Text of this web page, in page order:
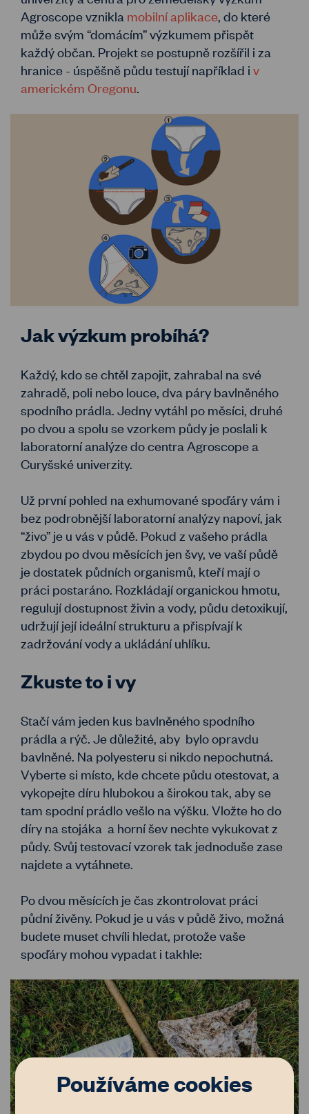
Agroscope vznikla mobilní aplikace, do které
může svým “domácím” výzkumem přispět
každý občan. Projekt se postupně rozšířil i za
hranice - úspěšně půdu testují například i v
americkém Oregonu.
Jak výzkum probíhá?
Každý, kdo se chtěl zapojit, zahrabal na své
zahradě, poli nebo louce, dva páry bavlněného
spodního prádla. Jedny vytáhl po měsíci, druhé
po dvou a spolu se vzorkem půdy je poslali k
laboratorní analýze do centra Agroscope a
Curyšské univerzity.
Už první pohled na exhumované spoďáry vám i
bez podrobnější laboratorní analýzy napoví, jak
“živo” je u vás v půdě. Pokud z vašeho prádla
zbydou po dvou měsících jen švy, ve vaší půdě
je dostatek půdních organismů, kteří mají o
práci postaráno. Rozkládají organickou hmotu,
regulují dostupnost živin a vody, půdu detoxikují,
udržují její ideální strukturu a přispívají k
zadržování vody a ukládání uhlíku.
Zkuste to i vy
Stačí vám jeden kus bavlněného spodního
prádla a rýč. Je důležité, aby bylo opravdu
bavlněné. Na polyesteru si nikdo nepochutná.
Vyberte si místo, kde chcete půdu otestovat, a
vykopejte díru hlubokou a širokou tak, aby se
tam spodní prádlo vešlo na výšku. Vložte ho do
díry na stojáka a horní šev nechte vykukovat z
půdy. Svůj testovací vzorek tak jednoduše zase
najdete a vytáhnete.
Po dvou měsících je čas zkontrolovat práci
půdní živěny. Pokud je u vás v půdě živo, možná
budete muset chvíli hledat, protože vaše
spoďáry mohou vypadat i takhle:
Používáme cookies